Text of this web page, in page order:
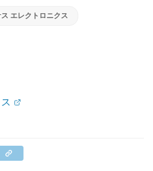
エレクトロニクス